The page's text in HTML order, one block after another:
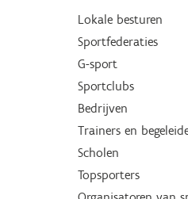
Lokale besturen
Sportfederaties
G-sport
Sportclubs
Bedrijven
Trainers en
Scholen
Topsporters